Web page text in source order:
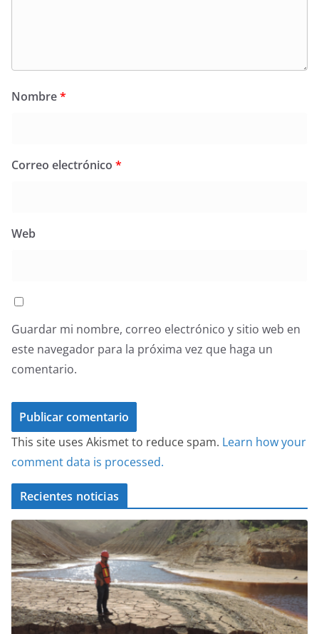
Nombre*
Correo electrónico *
Web
Guardar mi nombre, correo electrónico y sitio web en
este navegador para la próxima vez que haga un
comentario.
This site uses Akismet to reduce spam. Learn how your
comment data is processed.
Recientes noticias